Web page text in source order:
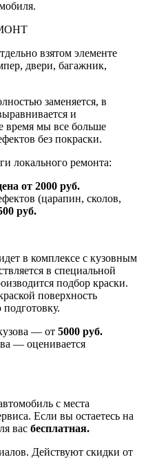
взятом элементе
двери, багажник,
заменяется, в
и
время мы все больше
без покраски.
локального ремонта:
от 2000 руб.
(царапин, сколов,
руб.
в комплексе с кузовным
в специальной
подбор краски.
поверхность
— от 5000 руб.
— оценивается
с места
Если вы остаетесь на
вас бесплатная.
Действуют скидки от